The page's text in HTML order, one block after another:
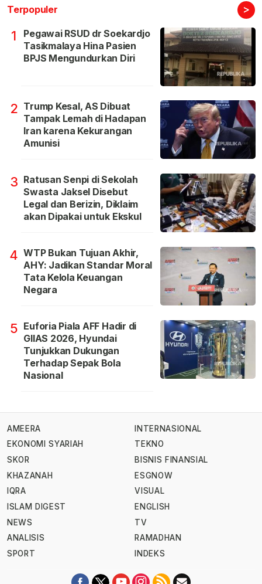
Terpopuler >
1
Pegawai RSUD dr Soekardjo
Tasikmalaya Hina Pasien
BPJS Mengundurkan Diri
2 Trump Kesal, AS Dibuat
Tampak Lemah di Hadapan
Iran karena Kekurangan
Amunisi
3 Ratusan Senpi di Sekolah
Swasta Jaksel Disebut
Legal dan Berizin, Diklaim
akan Dipakai untuk Ekskul
4 WTP Bukan Tujuan Akhir,
AHY: Jadikan Standar Moral
Tata Kelola Keuangan
Negara
5 Euforia Piala AFF Hadir di
GIIAS 2026, Hyundai
Tunjukkan Dukungan
Terhadap Sepak Bola
Nasional
AMEERA
EKONOMI SYARIAH
SKOR
KHAZANAH
IQRA
ISLAM DIGEST
NEWS
ANALISIS
SPORT
INTERNASIONAL
TEKNO
BISNIS FINANSIAL
ESGNOW
VISUAL
ENGLISH
TV
RAMADHAN
INDEKS